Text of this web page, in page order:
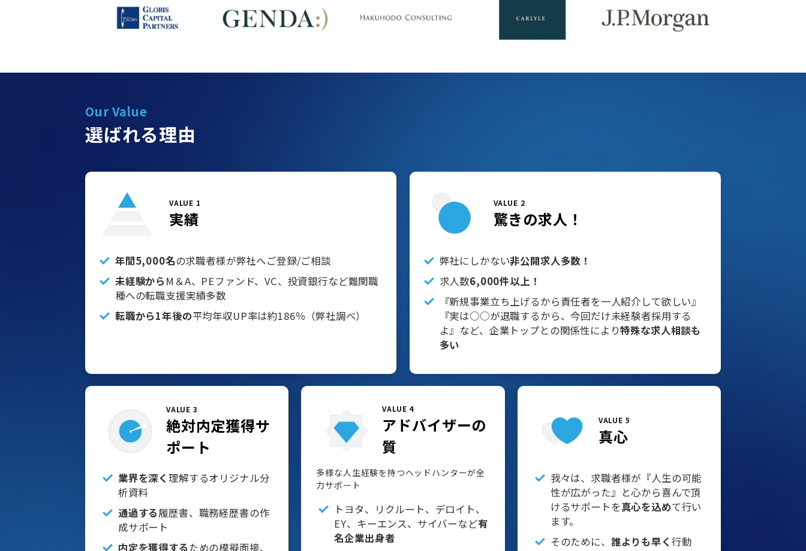
Our Value
選ばれる理由
VALUE 1
実績
年間5,000名の求職者様が弊社へご登録/ご相談
未経験から M＆A、PEファンド、VC、投資銀行など難関職
種への転職支援実績多数
転職から1年後の平均年収UP率は約186％（弊社調べ）
VALUE 2
驚きの求人！
弊社にしかない非公開求人多数！
求人数6,000件以上！
『新規事業立ち上げるから責任者を一人紹介して欲しい』
『実は○○が退職するから、今回だけ未経験者採用する
よ』など、企業トップとの関係性により特殊な求人相談も
多い
VALUE 3
絶対内定獲得サ
ポート
業界を深く理解するオリジナル分
析資料
通過する履歴書、職務経歴書の作
成サポート
内定を獲得するための模擬面接、
VALUE 4
アドバイザーの
質
多様な人生経験を持つヘッドハンターが全
力サポート
トヨタ、リクルート、デロイト、
EY、キーエンス、サイバーなど有
名企業出身者
VALUE 5
真心
我々は、求職者様が『人生の可能
性が広がった』と心から喜んで頂
けるサポートを真心を込めて行い
ます。
そのために、 誰よりも早く行動